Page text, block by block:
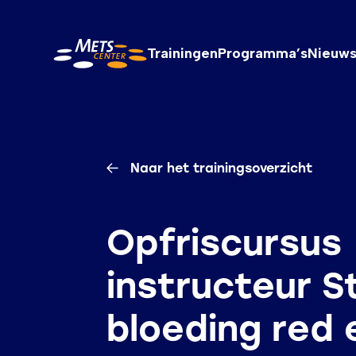
METS Center, terug naar de homepagina
TrainingenProgramma’sNieuws
Naar het trainingsoverzicht
Opfriscursus
instructeur
bloeding red